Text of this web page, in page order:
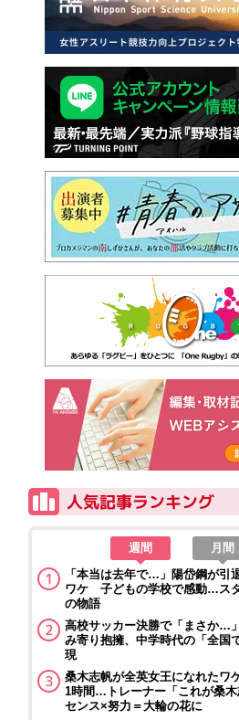
週間
月間
「本当は去年で…」陽岱鋼が引
ワケ 子どもの学校で感動…ス
の物語
高校サッカー決勝で「まさか…
み寄り抱擁、中学時代の「全国
現
桑木志帆が全英女王になれた
1時間…トレーナー「これが桑木
センス×努力＝大輪の花に